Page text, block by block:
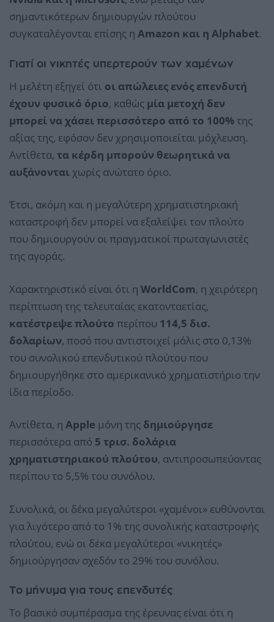
σημαντικότερων δημιουργών πλούτου
συγκαταλέγονται επίσης η Amazon και η Alphabet.
Γιατί οι νικητές υπερτερούν των χαμένων
Η μελέτη εξηγεί ότι οι απώλειες ενός επενδυτή
έχουν φυσικό όριο, καθώς μία μετοχή δεν
μπορεί να χάσει περισσότερο από το 100%της
αξίας της, εφόσον δεν χρησιμοποιείται μόχλευση.
Αντίθετα, τα κέρδη μπορούν θεωρητικά να
αυξάνονταιχωρίς ανώτατο όριο.
Έτσι, ακόμη και η μεγαλύτερη χρηματιστηριακή
καταστροφή δεν μπορεί να εξαλείψει τον πλούτο
που δημιουργούν οι πραγματικοί πρωταγωνιστές
της αγοράς.
Χαρακτηριστικό είναι ότι η WorldCom, η χειρότερη
περίπτωση της τελευταίας εκατονταετίας,
κατέστρεψε πλούτο περίπου 114,5 δισ.
δολαρίων, ποσό που αντιστοιχεί μόλις στο 0,13%
του συνολικού επενδυτικού πλούτου που
δημιουργήθηκε στο αμερικανικό χρηματιστήριο την
ίδια περίοδο.
Αντίθετα, η Apple μόνη της δημιούργησε
περισσότερα από 5 τρισ. δολάρια
χρηματιστηριακού πλούτου, αντιπροσωπεύοντας
περίπου το 5,5% του συνόλου.
Συνολικά, οι δέκα μεγαλύτεροι «χαμένοι» ευθύνονται
για λιγότερο από το 1% της συνολικής καταστροφής
πλούτου, ενώ οι δέκα μεγαλύτεροι «νικητές»
δημιούργησαν σχεδόν το 29% του συνόλου.
Το μήνυμα για τους επενδυτές
Το βασικό συμπέρασμα της έρευνας είναι ότι η